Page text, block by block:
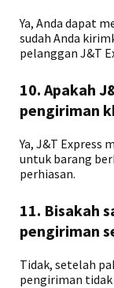
Ya, Anda dapat
sudah Anda
pelanggan J&T
10. Apakah
pengiriman
Ya, J&T Express
untuk barang
perhiasan.
11. Bisakah
pengiriman
Tidak, setelah
pengiriman